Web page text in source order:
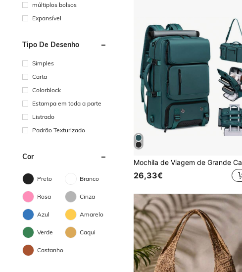
múltiplos bolsos
Expansível
Tipo De Desenho
Simples
Carta
Colorblock
Estampa em toda a parte
Listrado
Padrão Texturizado
Cor
Preto Branco
Rosa Cinza
Azul Amarelo
Verde Caqui
Castanho
26,33€